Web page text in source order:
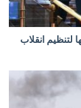
لتنظيم انقلاب